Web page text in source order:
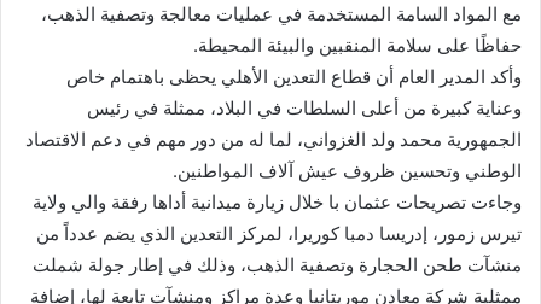
مع المواد السامة المستخدمة في عمليات معالجة وتصفية الذهب،
حفاظًا على سلامة المنقبين والبيئة المحيطة.
وأكد المدير العام أن قطاع التعدين الأهلي يحظى باهتمام خاص
وعناية كبيرة من أعلى السلطات في البلاد، ممثلة في رئيس
الجمهورية محمد ولد الغزواني، لما له من دور مهم في دعم الاقتصاد
الوطني وتحسين ظروف عيش آلاف المواطنين.
وجاءت تصريحات عثمان با خلال زيارة ميدانية أداها رفقة والي ولاية
تيرس زمور، إدريسا دمبا كوريرا، لمركز التعدين الذي يضم عدداً من
منشآت طحن الحجارة وتصفية الذهب، وذلك في إطار جولة شملت
ممثلية شركة معادن موريتانيا وعدة مراكز ومنشآت تابعة لها، إضافة